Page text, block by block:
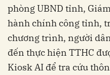
phòng UBND tỉnh,
hành chính công tỉnh,
chương trình, người
đến thực hiện TTHC
Kiosk AI để tra cứu